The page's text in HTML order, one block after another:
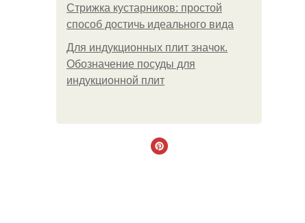
Стрижка кустарников: простой
способ достичь идеального вида
Для индукционных плит значок.
Обозначение посуды для
индукционной плит